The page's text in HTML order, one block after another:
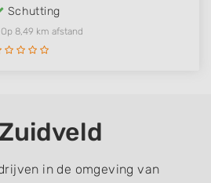
Schutting
Op 8,49 km afstand
in de omgeving van